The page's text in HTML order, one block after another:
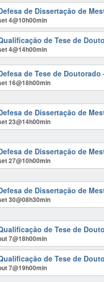
de Dissertação de
4@10h00min
de Tese de
4@14h00min
de Tese de
16@18h00min
de Dissertação de
23@14h00min
de Dissertação de
27@10h00min
de Dissertação de
30@08h30min
de Tese de
7@18h00min
de Tese de
7@19h00min